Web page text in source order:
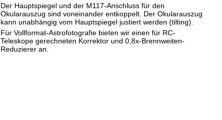
Der Hauptspiegel und der M117-Anschluss für den
Okularauszug sind voneinander entkoppelt. Der Okularauszug
kann unabhängig vom Hauptspiegel justiert werden (tilting).
Für Vollformat-Astrofotografie bieten wir einen für RC-
Teleskope gerechneten Korrektor und 0,8x-Brennweiten-
Reduzierer an.